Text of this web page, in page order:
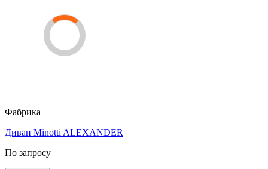
Фабрика
Диван Minotti ALEXANDER
По запросу